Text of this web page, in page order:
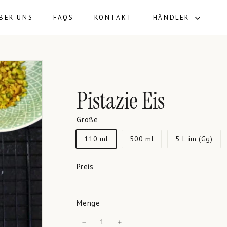
UNS FAQS KONTAKT HÄNDLER
Pistazie Eis
Größe
110 ml 500 ml 5 L im (Gg)
Preis
Menge